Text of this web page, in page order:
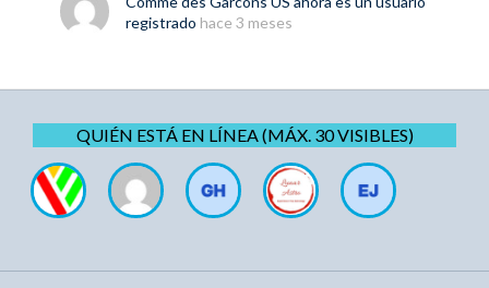
registrado hace 3 meses
QUIÉN ESTÁ EN LÍNEA (MÁX. 30 VISIBLES)